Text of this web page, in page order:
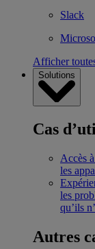
Slack
Afficher
Solutions
Cas
Accès
les
les
qu’ils
Autres